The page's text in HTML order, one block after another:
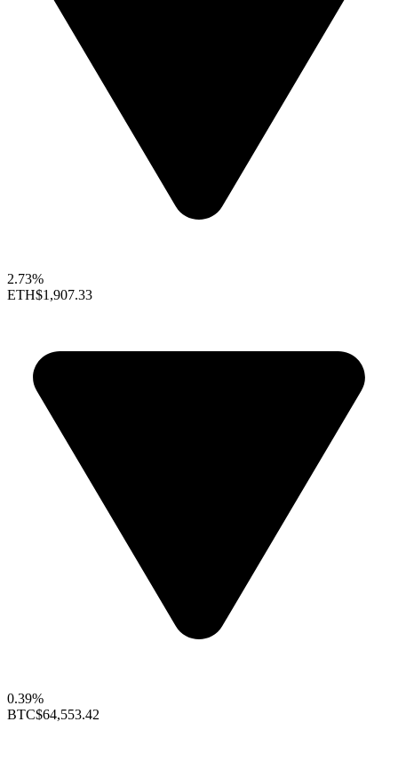
2.73%
ETH$1,907.33
0.39%
BTC$64,553.42